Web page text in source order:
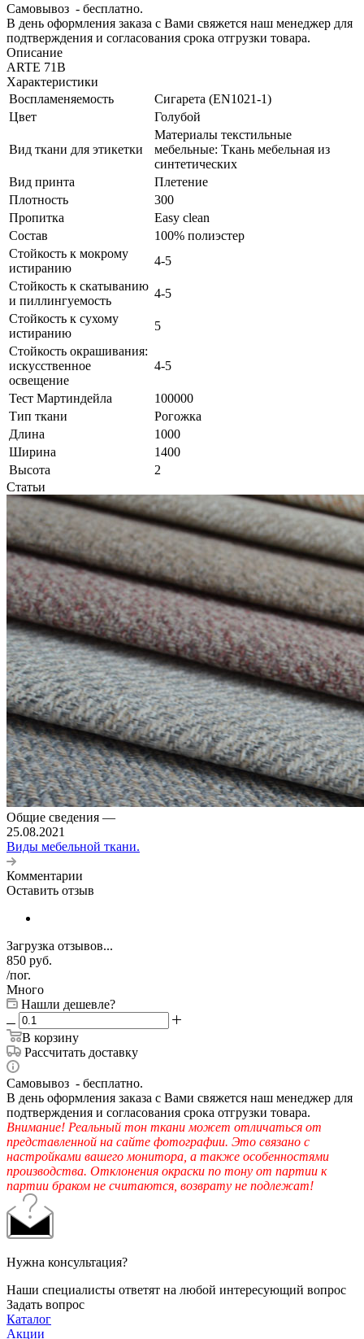
Самовывоз - бесплатно.
В день оформления заказа с Вами свяжется наш менеджер для
подтверждения и согласования срока отгрузки товара.
Описание
ARTE 71B
Характеристики
Воспламеняемость
Сигарета (EN1021-1)
Цвет
Голубой
Вид ткани для этикетки
Материалы текстильные
мебельные: Ткань мебельная из
синтетических
Вид принта
Плетение
Плотность
300
Пропитка
Easy clean
Состав
100% полиэстер
Стойкость к мокрому
истиранию
4-5
Стойкость к скатыванию
и пиллингуемость
4-5
Стойкость к сухому
истиранию
5
Стойкость окрашивания:
искусственное
освещение
4-5
Тест Мартиндейла
100000
Тип ткани
Рогожка
Длина
1000
Ширина
1400
Высота
2
Статьи
Общие сведения —
25.08.2021
Виды мебельной ткани.
Комментарии
Оставить отзыв
Загрузка отзывов...
850 руб.
/пог.
Много
Нашли дешевле?
В корзину
Рассчитать доставку
Самовывоз - бесплатно.
В день оформления заказа с Вами свяжется наш менеджер для
подтверждения и согласования срока отгрузки товара.
Внимание! Реальный тон ткани может отличаться от
представленной на сайте фотографии. Это связано с
настройками вашего монитора, а также особенностями
производства. Отклонения окраски по тону от партии к
партии браком не считаются, возврату не подлежат!
Нужна консультация?
Наши специалисты ответят на любой интересующий вопрос
Задать вопрос
Каталог
Акции